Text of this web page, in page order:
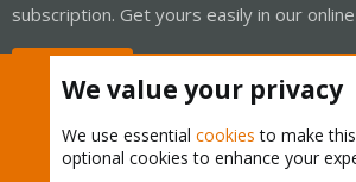
subscription. Get yours easily in our
We value your privacy
We use essential cookies to make
optional cookies to enhance your